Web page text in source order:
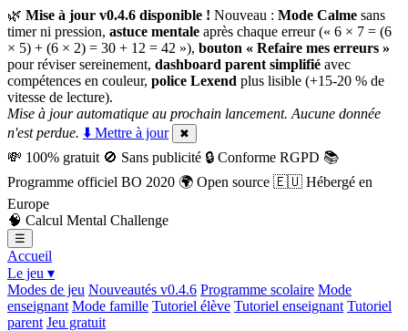
🌿 Mise à jour v0.4.6 disponible ! Nouveau : Mode Calme sans
timer ni pression, astuce mentale après chaque erreur (« 6 × 7 = (6
× 5) + (6 × 2) = 30 + 12 = 42 »), bouton « Refaire mes erreurs »
pour réviser sereinement, dashboard parent simplifié avec
compétences en couleur, police Lexend plus lisible (+15-20 % de
vitesse de lecture).
Mise à jour automatique au prochain lancement. Aucune donnée
n'est perdue. ⬇️ Mettre à jour ✖
💸 100% gratuit 🚫 Sans publicité 🔒 Conforme RGPD 📚
Programme officiel BO 2020 🌍 Open source 🇪🇺 Hébergé en
Europe
🧠 Calcul Mental Challenge
☰
Accueil
Le jeu ▾
Modes de jeu Nouveautés v0.4.6 Programme scolaire Mode
enseignant Mode famille Tutoriel élève Tutoriel enseignant Tutoriel
parent Jeu gratuit